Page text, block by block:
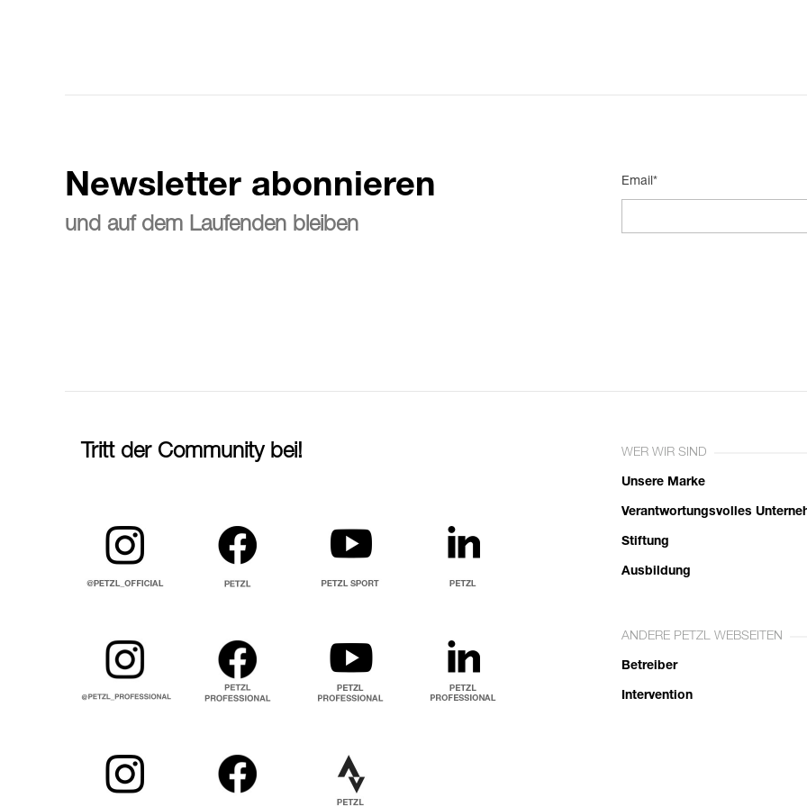
Newsletter abonnieren
und auf dem Laufenden bleiben
Email*
Tritt der Community bei! WER WIR SIND
Unsere Marke
Verantwortungsvolles
Stiftung
Ausbildung
ANDERE PETZL WEBSEITEN
Betreiber
Intervention